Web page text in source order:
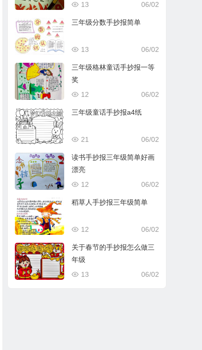
06/02
13
三年级分数手抄报简单
06/02
13
三年级格林童话手抄报一等
奖
06/02
12
三年级童话手抄报a4纸
06/02
21
读书手抄报三年级简单好画
漂亮
06/02
12
稻草人手抄报三年级简单
06/02
12
关于春节的手抄报怎么做三
年级
06/02
13